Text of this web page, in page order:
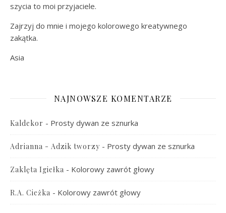
szycia to moi przyjaciele.
Zajrzyj do mnie i mojego kolorowego kreatywnego
zakątka.
Asia
NAJNOWSZE KOMENTARZE
Kaldekor - Prosty dywan ze sznurka
Adrianna - Adzik tworzy - Prosty dywan ze sznurka
Zaklęta Igiełka - Kolorowy zawrót głowy
R.A. Cieżka - Kolorowy zawrót głowy